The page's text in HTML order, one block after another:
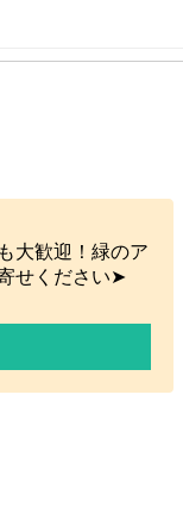
大歓迎！緑のア
せください➤